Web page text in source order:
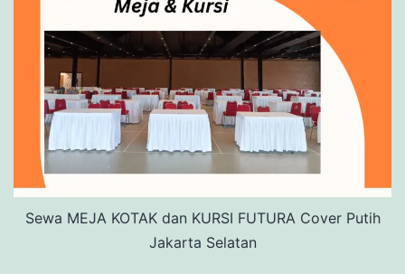
Sewa MEJA KOTAK dan KURSI FUTURA Cover Putih
Jakarta Selatan